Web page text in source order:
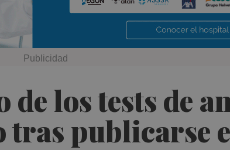
los tests de
tras publicarse